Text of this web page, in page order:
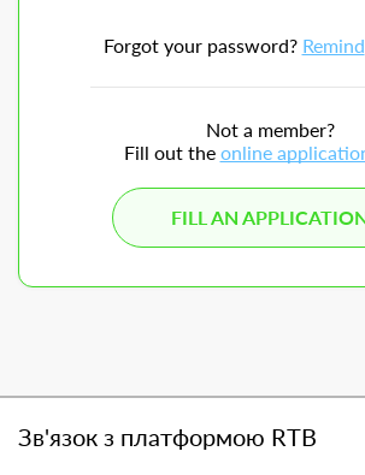
Forgot your password? Remind
Not a member?
Fill out the online
FILL AN
Зв'язок з платформою RTB